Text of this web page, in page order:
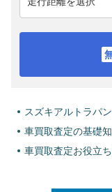
スズキアルトラパ
車買取査定の基礎
車買取査定お役立